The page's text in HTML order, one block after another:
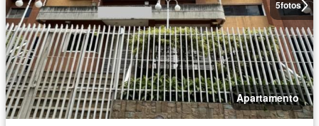
5fotos
Apartamento